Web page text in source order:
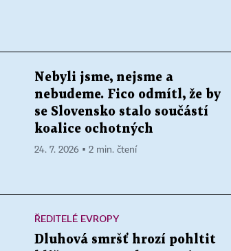
Nebyli jsme, nejsme a
nebudeme. Fico odmítl, že by
se Slovensko stalo součástí
koalice ochotných
24. 7. 2026 ▪ 2 min. čtení
ŘEDITELÉ EVROPY
Dluhová smršť hrozí pohltit